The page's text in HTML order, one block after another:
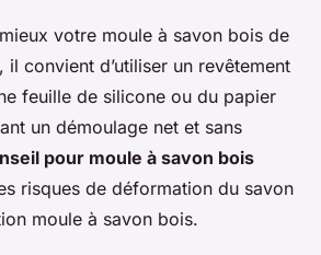
votre moule à savon bois de
il convient d’utiliser un revêtement
feuille de silicone ou du papier
un démoulage net et sans
pour moule à savon bois
risques de déformation du savon
moule à savon bois.